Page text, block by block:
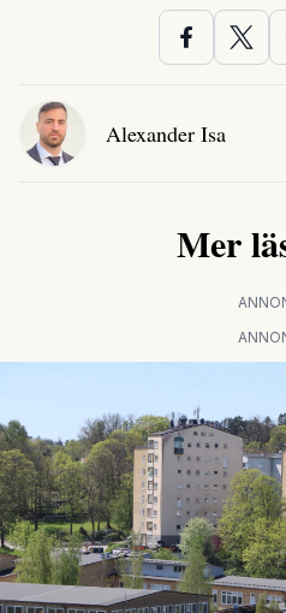
Alexander Isa
Mer